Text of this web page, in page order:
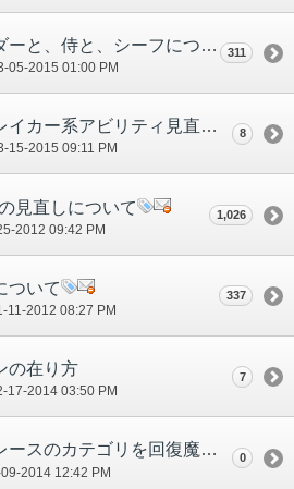
赤の新魔法アーダーと、侍と、シーフについて。
05-2015 01:00 PM
311
サークル及びブレイカー系アビリティ見直しの提案ついて
15-2015 09:11 PM
8
見直しについて
2012 09:42 PM
1,026
ついて
11-2012 08:27 PM
337
の在り方
17-2014 03:50 PM
7
提案 白魔法イレースのカテゴリを回復魔法に
09-2014 12:42 PM
0